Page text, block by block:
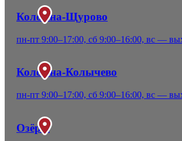
Коломна-Щурово
пн-пт 9:00–17:00, сб 9:00–16:00, вс —
Коломна-Колычево
пн-пт 9:00–17:00, сб 9:00–16:00, вс —
Озёры